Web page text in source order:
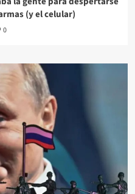
(y el celular)
0